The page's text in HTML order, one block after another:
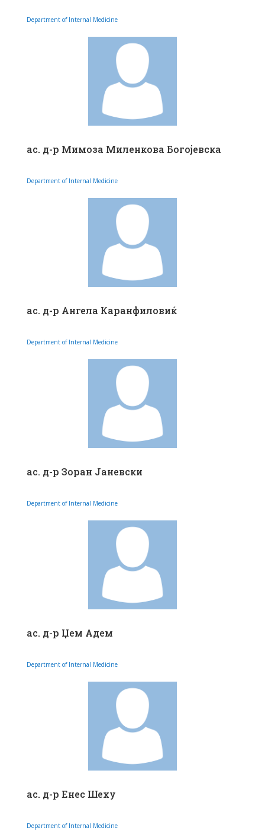
Department of Internal Medicine
ас. д-р Мимоза Миленкова Богојевска
Department of Internal Medicine
ас. д-р Ангела Каранфиловиќ
Department of Internal Medicine
ас. д-р Зоран Јаневски
Department of Internal Medicine
ас. д-р Џем Адем
Department of Internal Medicine
ас. д-р Енес Шеху
Department of Internal Medicine